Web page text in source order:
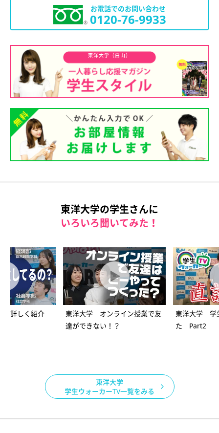
お電話でのお問い合わせ
0120-76-9933
東洋大学（白山）
東洋大学の学生さんに
いろいろ聞いてみた！
を詳しく紹介
東洋大学 オンライン授業で友
達ができない！？
東洋大学 学
た Part2
東洋大学
学生ウォーカーTV一覧をみる